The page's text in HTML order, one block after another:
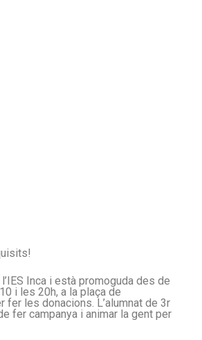
Inca i està promoguda des de
i les 20h, a la plaça de
fer les donacions. L’alumnat de 3r
fer campanya i animar la gent per